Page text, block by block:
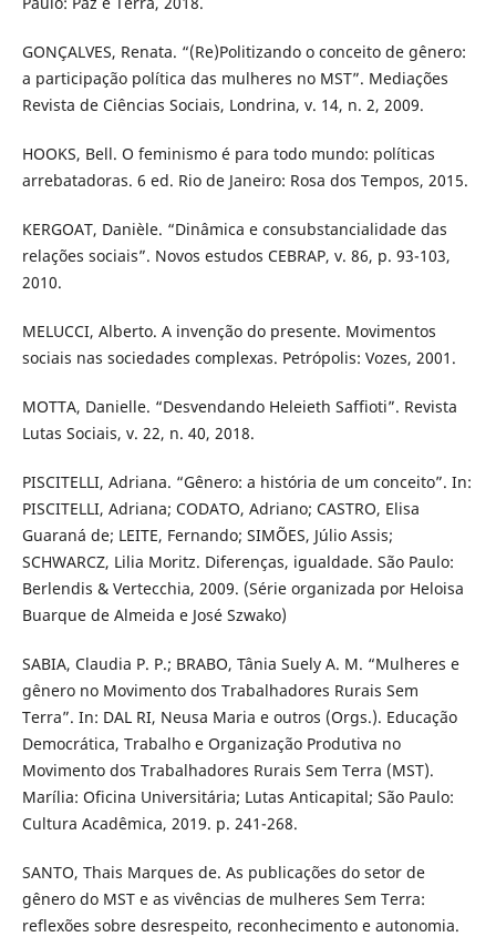
GONÇALVES, Renata. “(Re)Politizando o conceito de gênero:
a participação política das mulheres no MST”. Mediações
Revista de Ciências Sociais, Londrina, v. 14, n. 2, 2009.
HOOKS, Bell. O feminismo é para todo mundo: políticas
arrebatadoras. 6 ed. Rio de Janeiro: Rosa dos Tempos, 2015.
KERGOAT, Danièle. “Dinâmica e consubstancialidade das
relações sociais”. Novos estudos CEBRAP, v. 86, p. 93-103,
2010.
MELUCCI, Alberto. A invenção do presente. Movimentos
sociais nas sociedades complexas. Petrópolis: Vozes, 2001.
MOTTA, Danielle. “Desvendando Heleieth Saffioti”. Revista
Lutas Sociais, v. 22, n. 40, 2018.
PISCITELLI, Adriana. “Gênero: a história de um conceito”. In:
PISCITELLI, Adriana; CODATO, Adriano; CASTRO, Elisa
Guaraná de; LEITE, Fernando; SIMÕES, Júlio Assis;
SCHWARCZ, Lilia Moritz. Diferenças, igualdade. São Paulo:
Berlendis & Vertecchia, 2009. (Série organizada por Heloisa
Buarque de Almeida e José Szwako)
SABIA, Claudia P. P.; BRABO, Tânia Suely A. M. “Mulheres e
gênero no Movimento dos Trabalhadores Rurais Sem
Terra”. In: DAL RI, Neusa Maria e outros (Orgs.). Educação
Democrática, Trabalho e Organização Produtiva no
Movimento dos Trabalhadores Rurais Sem Terra (MST).
Marília: Oficina Universitária; Lutas Anticapital; São Paulo:
Cultura Acadêmica, 2019. p. 241-268.
SANTO, Thais Marques de. As publicações do setor de
gênero do MST e as vivências de mulheres Sem Terra:
reflexões sobre desrespeito, reconhecimento e autonomia.